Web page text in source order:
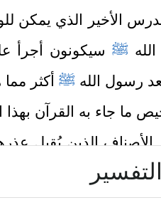
الأخير الذي يمكن
ﷺ سيكونون أجرأ
رسول الله ﷺ أكثر
ما جاء به القرآن بهذا
الأصناف الذين يُقبل
،﴿وَلَا عَلَى ٱلَّذِینَ إِذَا مَاۤ